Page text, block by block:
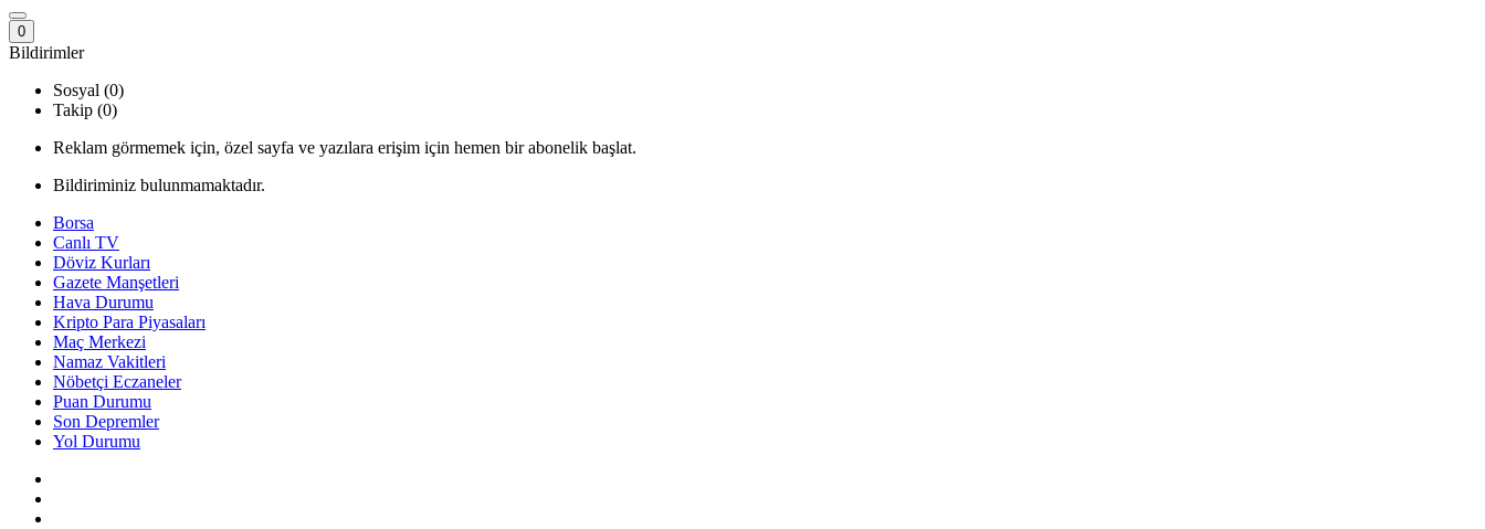
0
Bildirimler
Sosyal (0)
Takip (0)
Reklam görmemek için, özel sayfa ve yazılara erişim için hemen bir abonelik başlat.
Bildiriminiz bulunmamaktadır.
Borsa
Canlı TV
Döviz Kurları
Gazete Manşetleri
Hava Durumu
Kripto Para Piyasaları
Maç Merkezi
Namaz Vakitleri
Nöbetçi Eczaneler
Puan Durumu
Son Depremler
Yol Durumu